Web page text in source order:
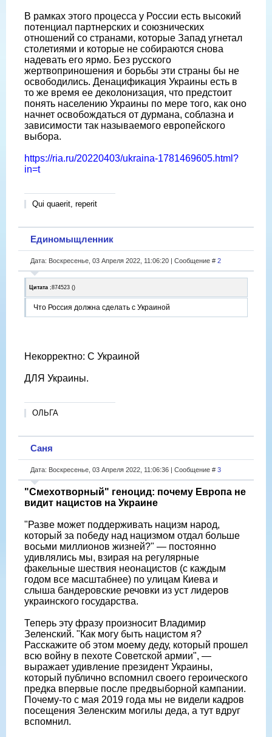
В рамках этого процесса у России есть высокий
потенциал партнерских и союзнических
отношений со странами, которые Запад угнетал
столетиями и которые не собираются снова
надевать его ярмо. Без русского
жертвоприношения и борьбы эти страны бы не
освободились. Денацификация Украины есть в
то же время ее деколонизация, что предстоит
понять населению Украины по мере того, как оно
начнет освобождаться от дурмана, соблазна и
зависимости так называемого европейского
выбора.
https://ria.ru/20220403/ukraina-1781469605.html?
in=t
Qui quaerit, reperit
Единомыщленник
Дата: Воскресенье, 03 Апреля 2022, 11:06:20 | Сообщение # 2
Цитата ;874523 ()
Что Россия должна сделать с Украиной
Некорректно: С Украиной
ДЛЯ Украины.
ОЛЬГА
Саня
Дата: Воскресенье, 03 Апреля 2022, 11:06:36 | Сообщение # 3
"Смехотворный" геноцид: почему Европа не
видит нацистов на Украине
"Разве может поддерживать нацизм народ,
который за победу над нацизмом отдал больше
восьми миллионов жизней?" — постоянно
удивлялись мы, взирая на регулярные
факельные шествия неонацистов (с каждым
годом все масштабнее) по улицам Киева и
слыша бандеровские речовки из уст лидеров
украинского государства.
Теперь эту фразу произносит Владимир
Зеленский. "Как могу быть нацистом я?
Расскажите об этом моему деду, который прошел
всю войну в пехоте Советской армии", —
выражает удивление президент Украины,
который публично вспомнил своего героического
предка впервые после предвыборной кампании.
Почему-то с мая 2019 года мы не видели кадров
посещения Зеленским могилы деда, а тут вдруг
вспомнил.